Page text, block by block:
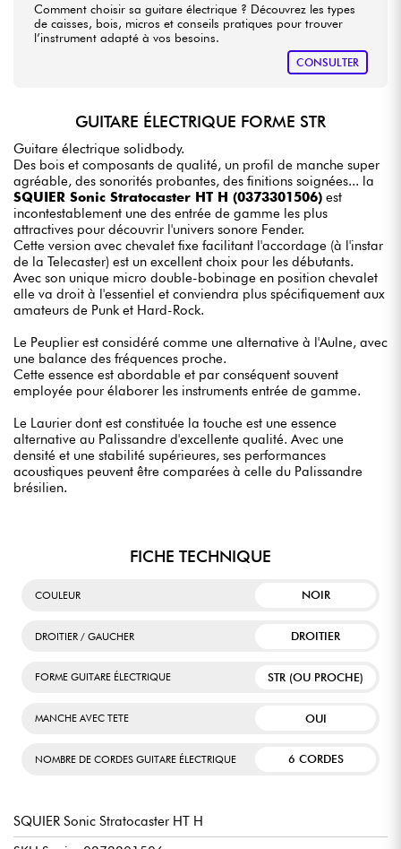
Comment choisir sa guitare électrique ? Découvrez les types
de caisses, bois, micros et conseils pratiques pour trouver
l’instrument adapté à vos besoins.
CONSULTER
GUITARE ÉLECTRIQUE FORME STR
Guitare électrique solidbody.
Des bois et composants de qualité, un profil de manche super
agréable, des sonorités probantes, des finitions soignées... la
SQUIER Sonic Stratocaster HT H (0373301506) est
incontestablement une des entrée de gamme les plus
attractives pour découvrir l'univers sonore Fender.
Cette version avec chevalet fixe facilitant l'accordage (à l'instar
de la Telecaster) est un excellent choix pour les débutants.
Avec son unique micro double-bobinage en position chevalet
elle va droit à l'essentiel et conviendra plus spécifiquement aux
amateurs de Punk et Hard-Rock.
Le Peuplier est considéré comme une alternative à l'Aulne, avec
une balance des fréquences proche.
Cette essence est abordable et par conséquent souvent
employée pour élaborer les instruments entrée de gamme.
Le Laurier dont est constituée la touche est une essence
alternative au Palissandre d'excellente qualité. Avec une
densité et une stabilité supérieures, ses performances
acoustiques peuvent être comparées à celle du Palissandre
brésilien.
FICHE TECHNIQUE
COULEUR NOIR
DROITIER / GAUCHER DROITIER
FORME GUITARE ÉLECTRIQUE STR (OU PROCHE)
MANCHE AVEC TETE OUI
NOMBRE DE CORDES GUITARE ÉLECTRIQUE 6 CORDES
SQUIER Sonic Stratocaster HT H